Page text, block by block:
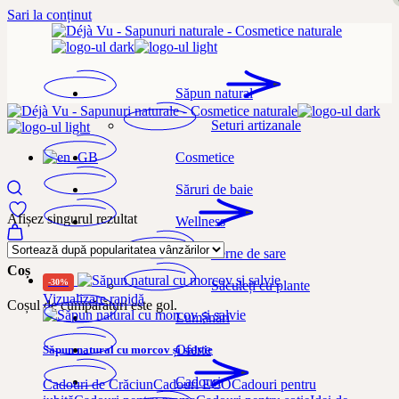
Sari la conținut
Săpun natural
Seturi artizanale
Cosmetice
Săruri de baie
Wellness
Perne de sare
Săculeți cu plante
Lumânări
Oferte
Cadouri
Coș
Coșul de cumpărături este gol.
Afișez singurul rezultat
-30%
Vizualizare rapidă
Săpun natural cu morcov și salvie
Cadouri de CrăciunCadouri ECOCadouri pentru